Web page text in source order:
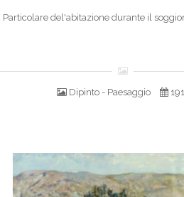
Particolare del'abitazione durante il
Dipinto - Paesaggio